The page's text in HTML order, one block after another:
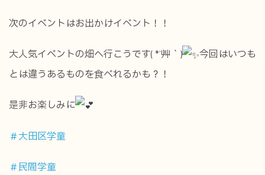
次のイベントはお出かけイベント！！
大人気イベントの畑へ行こうです( *´艸｀)
今回はいつも
とは違うあるものを食べれるかも？！
是非お楽しみに
＃大田区学童
＃民間学童